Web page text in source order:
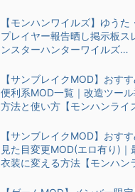
【モンハンワイルズ】ゆうた
プレイヤー報告晒し掲示板ス
ンスターハンターワイルズ
【サンブレイクMOD】おす
便利系MOD一覧｜改造ツール
方法と使い方【モンハンライ
【サンブレイクMOD】おす
見た目変更MOD(エロ有り)｜
衣装に変える方法【モンハン